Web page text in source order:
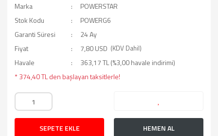
Marka
POWERSTAR
Stok Kodu
POWERG6
Garanti Süresi
24 Ay
Fiyat
7,80 USD (KDV Dahil)
Havale
363,17 TL (%3,00 havale indirimi)
* 374,40 TL den başlayan taksitlerle!
SEPETE EKLE HEMEN AL